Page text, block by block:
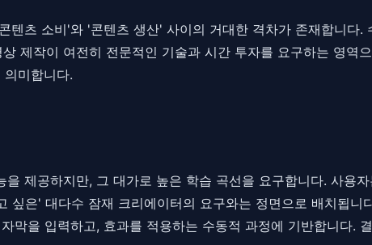
츠 소비'와 '콘텐츠 생산' 사이의 거대한 격차가 존재합니다.
제작이 여전히 전문적인 기술과 시간 투자를 요구하는 영역
미합니다.
제공하지만, 그 대가로 높은 학습 곡선을 요구합니다. 사용
은' 대다수 잠재 크리에이터의 요구와는 정면으로 배치됩니
을 입력하고, 효과를 적용하는 수동적 과정에 기반합니다.